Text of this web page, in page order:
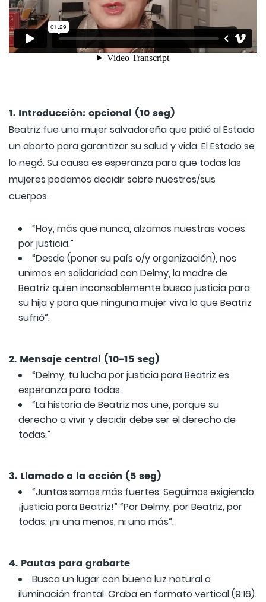
1. Introducción: opcional (10 seg)
Beatriz fue una mujer salvadoreña que pidió al Estado
un aborto para garantizar su salud y vida. El Estado se
lo negó. Su causa es esperanza para que todas las
mujeres podamos decidir sobre nuestros/sus
cuerpos.
“Hoy, más que nunca, alzamos nuestras voces
por justicia.”
“Desde (poner su país o/y organización), nos
unimos en solidaridad con Delmy, la madre de
Beatriz quien incansablemente busca justicia para
su hija y para que ninguna mujer viva lo que Beatriz
sufrió”.
2. Mensaje central (10-15 seg)
“Delmy, tu lucha por justicia para Beatriz es
esperanza para todas.
“La historia de Beatriz nos une, porque su
derecho a vivir y decidir debe ser el derecho de
todas.”
3. Llamado a la acción (5 seg)
“Juntas somos más fuertes. Seguimos exigiendo:
¡justicia para Beatriz!” “Por Delmy, por Beatriz, por
todas: ¡ni una menos, ni una más”.
4. Pautas para grabarte
Busca un lugar con buena luz natural o
iluminación frontal. Graba en formato vertical (9:16).